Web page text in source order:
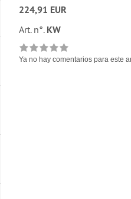
224,91 EUR
Art. n°. KW
Ya no hay comentarios para este